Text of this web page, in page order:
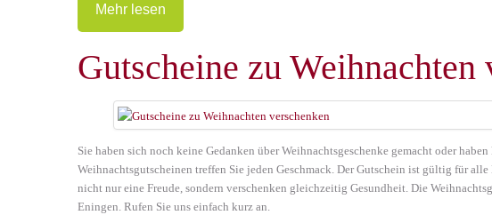
Mehr lesen
Gutscheine zu Weihnachten
Sie haben sich noch keine Gedanken über Weihnachtsgeschenke gemacht oder
Weihnachtsgutscheinen treffen Sie jeden Geschmack. Der Gutschein ist gültig für
nicht nur eine Freude, sondern verschenken gleichzeitig Gesundheit. Die
Eningen. Rufen Sie uns einfach kurz an.